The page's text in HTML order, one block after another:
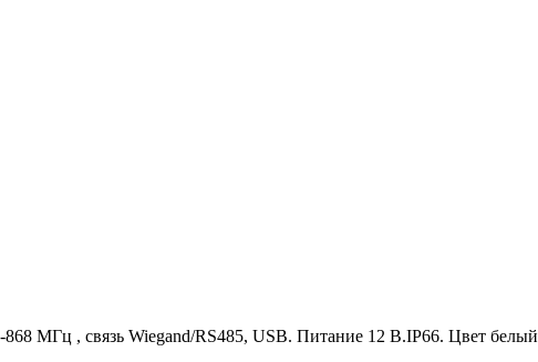
868 МГц , связь Wiegand/RS485, USB. Питание 12 В.IP66. Цвет белый